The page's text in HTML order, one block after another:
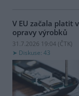
V EU začala platit
opravy výrobků
31.7.2026 19:04 (ČTK)
Diskuse: 43